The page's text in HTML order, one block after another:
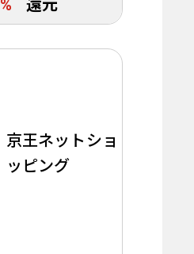
% 還元
京王ネットショ
ッピング